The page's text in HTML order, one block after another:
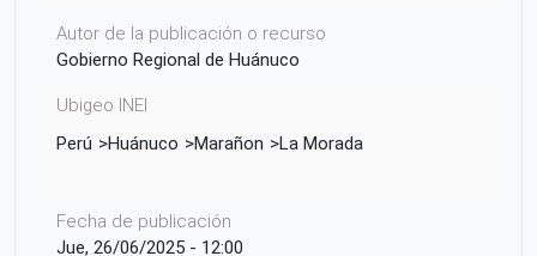
Autor de la publicación o recurso
Gobierno Regional de Huánuco
Ubigeo INEI
Perú
Huánuco Marañon La Morada
Fecha de publicación
Jue, 26/06/2025 - 12:00